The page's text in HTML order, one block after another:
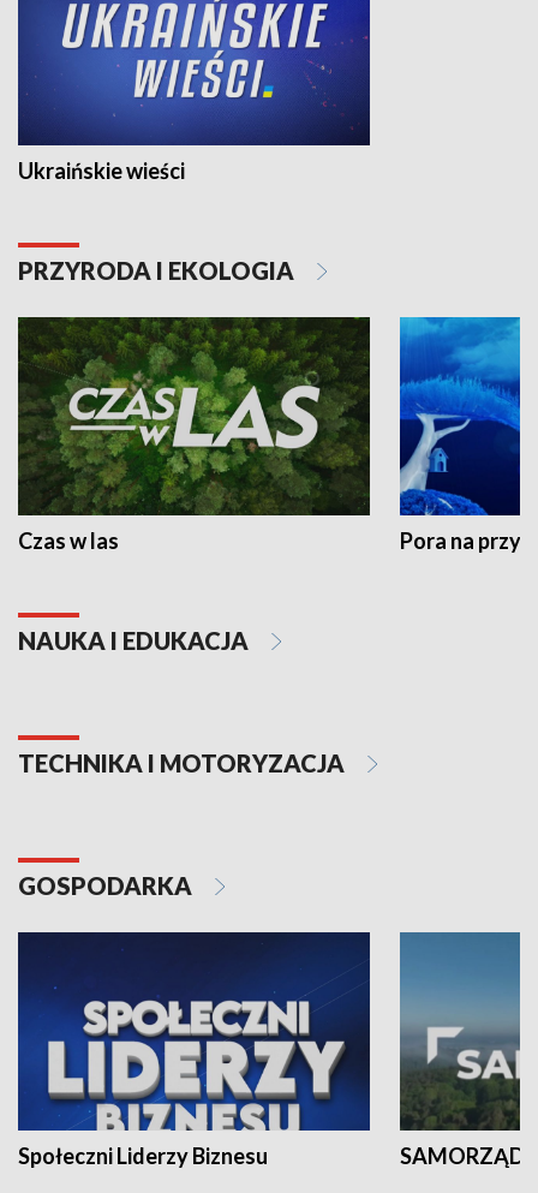
Ukraińskie wieści
PRZYRODA I EKOLOGIA
Czas w las Pora na
NAUKA I EDUKACJA
TECHNIKA I MOTORYZACJA
GOSPODARKA
Społeczni Liderzy Biznesu SAMORZĄD